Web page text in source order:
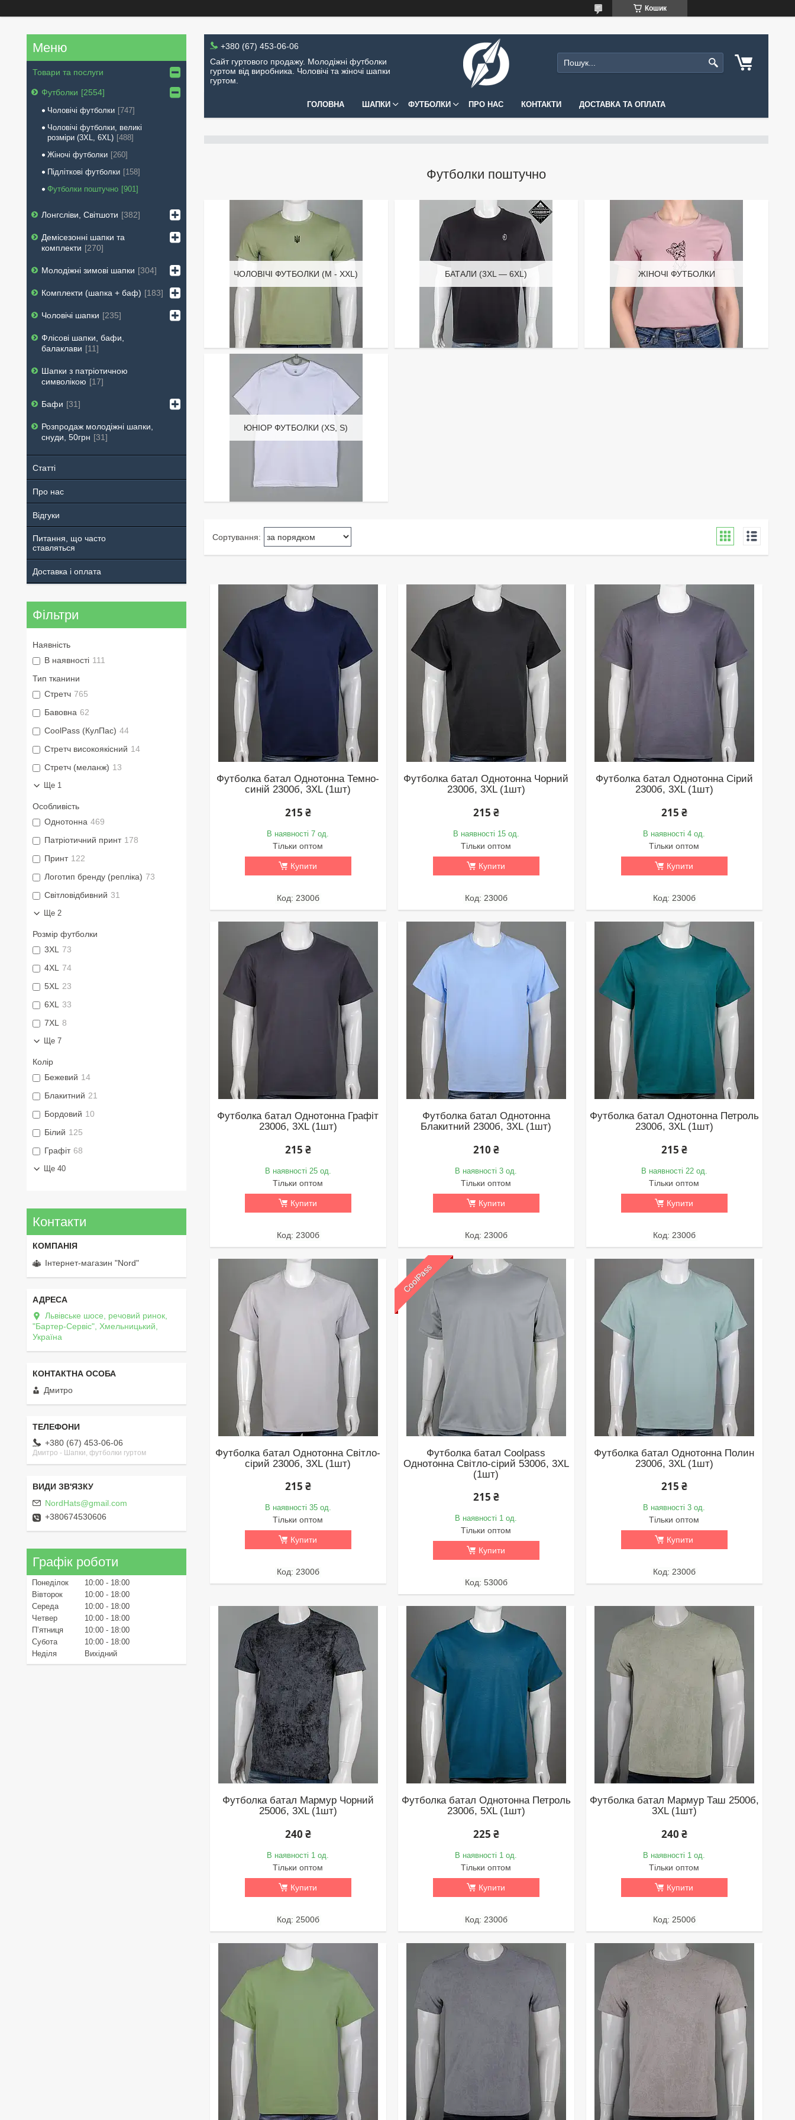
Кошик
+380 (67) 453-06-06
Сайт гуртового продажу. Молодіжні футболки
гуртом від виробника. Чоловічі та жіночі шапки
гуртом.
ГОЛОВНА ШАПКИ ФУТБОЛКИ ПРО НАС КОНТАКТИ ДОСТАВКА ТА ОПЛАТА
Футболки поштучно
ЧОЛОВІЧІ ФУТБОЛКИ (M - XXL) БАТАЛИ (3XL — 6XL) ЖІНОЧІ ФУТБОЛКИ
ЮНІОР ФУТБОЛКИ (XS, S)
Футболка батал Однотонна Темно-
синій 2300б, 3XL (1шт)
215 ₴
В наявності 7 од.
Тільки оптом
Купити
2300б
Футболка батал Однотонна Чорний
2300б, 3XL (1шт)
215 ₴
В наявності 15 од.
Тільки оптом
Купити
2300б
Футболка батал Однотонна Сірий
2300б, 3XL (1шт)
215 ₴
В наявності 4 од.
Тільки оптом
Купити
2300б
Футболка батал Однотонна Графіт
2300б, 3XL (1шт)
215 ₴
В наявності 25 од.
Тільки оптом
Купити
2300б
Футболка батал Однотонна
Блакитний 2300б, 3XL (1шт)
210 ₴
В наявності 3 од.
Тільки оптом
Купити
2300б
Футболка батал Однотонна Петроль
2300б, 3XL (1шт)
215 ₴
В наявності 22 од.
Тільки оптом
Купити
2300б
Футболка батал Однотонна Світло-
сірий 2300б, 3XL (1шт)
215 ₴
В наявності 35 од.
Тільки оптом
Купити
2300б
CoolPass
Футболка батал Coolpass
Однотонна Світло-сірий 5300б, 3XL
(1шт)
215 ₴
В наявності 1 од.
Тільки оптом
Купити
5300б
Футболка батал Однотонна Полин
2300б, 3XL (1шт)
215 ₴
В наявності 3 од.
Тільки оптом
Купити
2300б
Футболка батал Мармур Чорний
2500б, 3XL (1шт)
240 ₴
В наявності 1 од.
Тільки оптом
Купити
2500б
Футболка батал Однотонна Петроль
2300б, 5XL (1шт)
225 ₴
В наявності 1 од.
Тільки оптом
Купити
2300б
Футболка батал Мармур Таш 2500б,
3XL (1шт)
240 ₴
В наявності 1 од.
Тільки оптом
Купити
2500б
Товари та послуги
Футболки 2554
Чоловічі футболки 747
Чоловічі футболки, великі
розміри (3XL, 6XL) 488
Жіночі футболки 260
Підліткові футболки
158
Футболки поштучно 901
Лонгсліви, Світшоти 382
Демісезонні шапки та
комплекти
270
Молодіжні зимові шапки 304
Комплекти (шапка + баф) 183
Чоловічі шапки 235
Флісові шапки, бафи,
балаклави
11
Шапки з патріотичною
символікою
17
Бафи 31
Розпродаж молодіжні шапки,
снуди, 50грн
31
Статті
Про нас
Відгуки
Питання, що часто
ставляться
Доставка і оплата
Фільтри
Наявність
В наявності 111
Тип тканини
Стретч 765
Бавовна 62
CoolPass (КулПас) 44
Стретч високоякісний 14
Стретч (меланж) 13
Ще 1
Особливість
Однотонна 469
Патріотичний принт 178
Принт 122
Логотип бренду (репліка) 73
Світловідбивний 31
Ще 2
Розмір футболки
3XL 73
4XL 74
5XL 23
6XL 33
7XL 8
Ще 7
Колір
Бежевий 14
Блакитний 21
Бордовий 10
Білий 125
Графіт 68
Ще 40
Контакти
Інтернет-магазин "Nord"
Львівське шосе, речовий ринок,
"Бартер-Сервіс", Хмельницький,
Україна
Дмитро
+380 (67) 453-06-06
Дмитро - Шапки, футболки гуртом
NordHats@gmail.com
+380674530606
Графік роботи
Понеділок 10:00
18:00
Вівторок
10:00
18:00
Середа
10:00
18:00
Четвер
10:00
18:00
Пʼятниця
10:00
18:00
Субота
10:00
18:00
Неділя
Вихідний